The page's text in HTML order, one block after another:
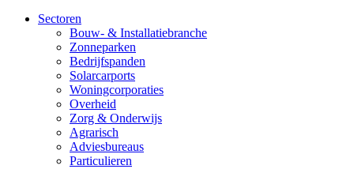
Sectoren
Bouw- & Installatiebranche
Zonneparken
Bedrijfspanden
Solarcarports
Woningcorporaties
Overheid
Zorg & Onderwijs
Agrarisch
Adviesbureaus
Particulieren